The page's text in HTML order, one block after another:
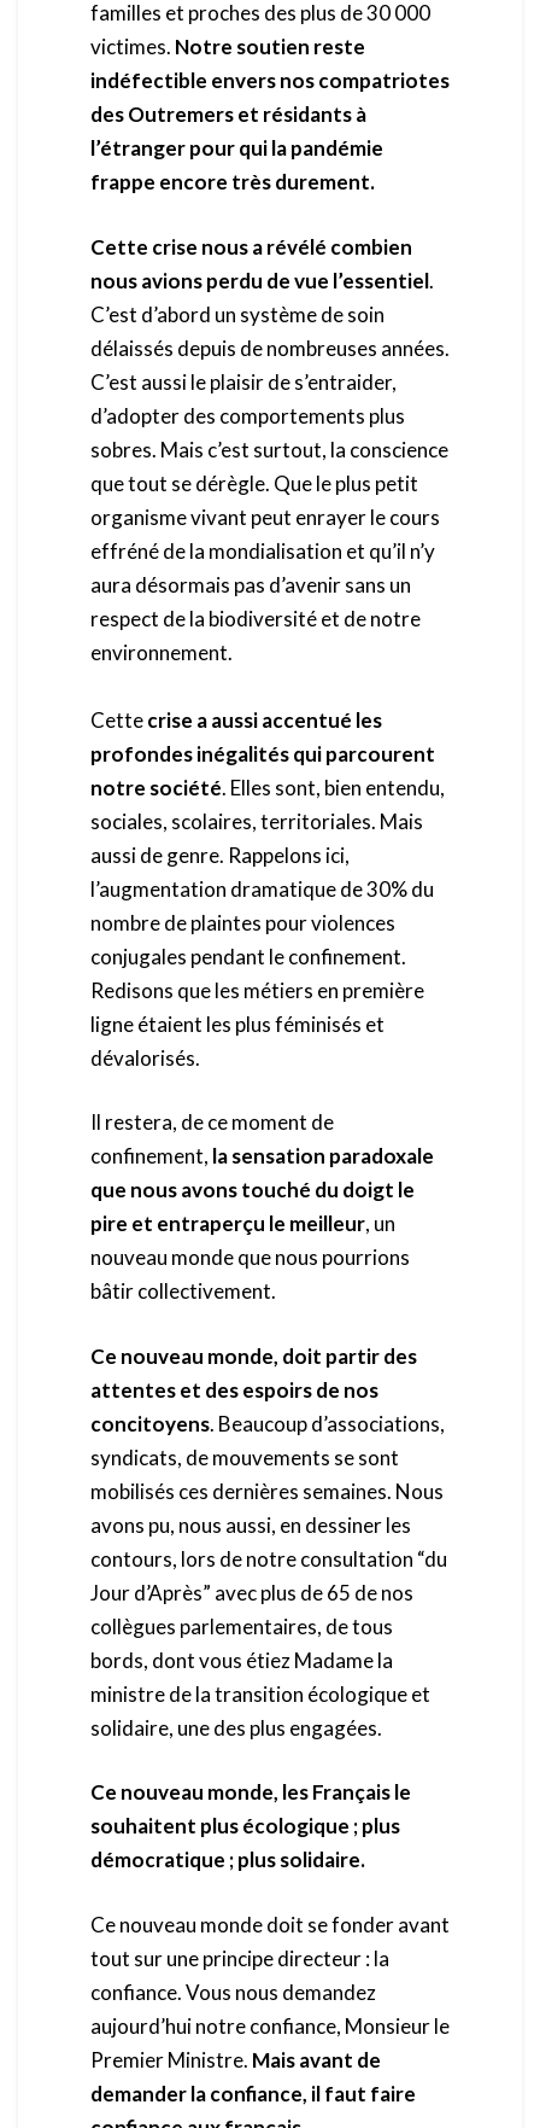
familles et proches des plus de 30 000
victimes. Notre soutien reste
indéfectible envers nos compatriotes
des Outremers et résidants à
l’étranger pour qui la pandémie
frappe encore très durement.
Cette crise nous a révélé combien
nous avions perdu de vue l’essentiel.
C’est d’abord un système de soin
délaissés depuis de nombreuses années.
C’est aussi le plaisir de s’entraider,
d’adopter des comportements plus
sobres. Mais c’est surtout, la conscience
que tout se dérègle. Que le plus petit
organisme vivant peut enrayer le cours
effréné de la mondialisation et qu’il n’y
aura désormais pas d’avenirsans un
respect de la biodiversité et de notre
environnement.
Cettecrise a aussi accentué les
profondes inégalités qui parcourent
notre société. Elles sont, bien entendu,
sociales, scolaires, territoriales. Mais
aussi de genre. Rappelons ici,
l’augmentation dramatique de 30% du
nombre de plaintes pour violences
conjugales pendant le confinement.
Redisons que les métiers en première
ligne étaient les plus féminisés et
dévalorisés.
Il restera, de ce moment de
confinement, la sensation paradoxale
que nous avons touché du doigt le
pire et entraperçu le meilleur, un
nouveau monde que nous pourrions
bâtir collectivement.
Ce nouveau monde, doit partir des
attentes et des espoirs de nos
concitoyens. Beaucoup d’associations,
syndicats, de mouvements se sont
mobilisés ces dernières semaines. Nous
avons pu, nous aussi, en dessiner les
contours, lors de notre consultation “du
Jour d’Après” avec plus de 65 de nos
collègues parlementaires, de tous
bords, dont vous étiez Madame la
ministre de la transition écologique et
solidaire, une des plus engagées.
Ce nouveau monde, les Français le
souhaitent plus écologique ; plus
démocratique ; plus solidaire.
Ce nouveau monde doit se fonder avant
tout sur une principe directeur : la
confiance. Vous nous demandez
aujourd’hui notre confiance, Monsieur le
Premier Ministre. Mais avant de
demander la confiance, il faut faire